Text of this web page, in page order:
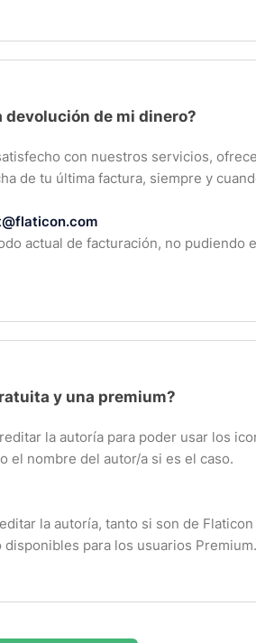
de mi dinero?
con nuestros servicios,
de tu última factura, siempre y
actual de facturación, no pudiendo
y una premium?
la autoría para poder usar los
el nombre del autor/a si es el caso.
la autoría, tanto si son de
para los usuarios Premium.